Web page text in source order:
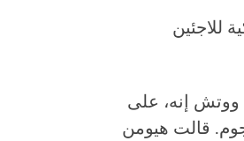
للاجئين
ووتش إنه، على
قالت هيومن